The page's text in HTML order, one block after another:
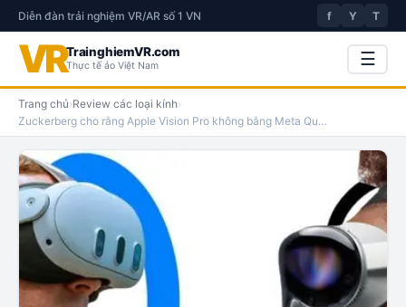
Diễn đàn trải nghiệm VR/AR số 1 VN f Y T
VRTrainghiemVR.com
Thực tế ảo Việt Nam ☰
Trang chủ›Review các loại kính›
Zuckerberg cho rằng Apple Vision Pro không bằng Meta Qu…